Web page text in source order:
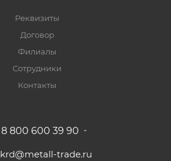
Реквизиты
Договор
Филиалы
Сотрудники
Контакты
8 800 600 39 90
krd@metall-trade.ru